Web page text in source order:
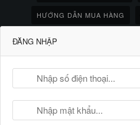
HƯỚNG DẪN MUA HÀNG
ĐĂNG NHẬP